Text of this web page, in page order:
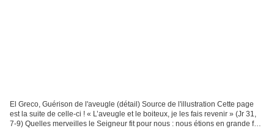
El Greco, Guérison de l'aveugle (détail) Source de l'illustration Cette page
est la suite de celle-ci ! « L’aveugle et le boiteux, je les fais revenir » (Jr 31,
7-9) Quelles merveilles le Seigneur fit pour nous : nous étions en grande fête